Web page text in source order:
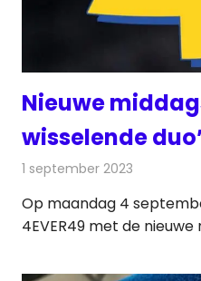
Nieuwe
wisselende
1 september 2023
Op maandag 4
4EVER49 met de nieuwe